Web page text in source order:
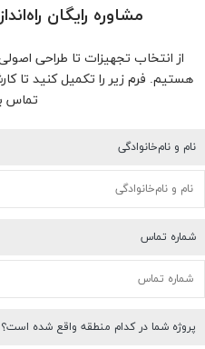
مشاوره رایگان
از انتخاب تجهیزات تا طراحی
هستیم. فرم زیر را تکمیل کنید تا
تماس
نام و نام‌خانوادگی
شماره تماس
پروژه شما در کدام منطقه واقع شده است؟